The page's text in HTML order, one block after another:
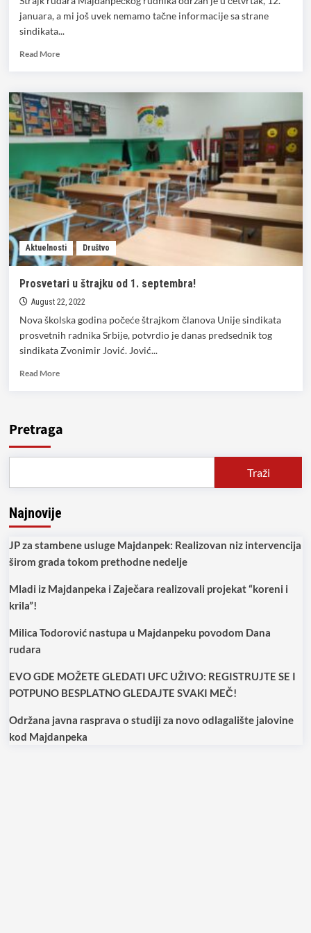
januara, a mi još uvek nemamo tačne informacije sa strane
sindikata...
Read MoreRead
Da
li
je
štrajk
rudara
uspešan?
Aktuelnosti Društvo
Prosvetari u štrajku od 1. septembra!
August 22, 2022
Nova školska godina počeće štrajkom članova Unije sindikata
prosvetnih radnika Srbije, potvrdio je danas predsednik tog
sindikata Zvonimir Jović. Jović...
Read MoreRead
u
štrajku
Pretraga
Traži
Najnovije
JP za stambene usluge Majdanpek: Realizovan niz intervencija
širom grada tokom prethodne nedelje
Mladi iz Majdanpeka i Zaječara realizovali projekat “koreni i
krila”!
Milica Todorović nastupa u Majdanpeku povodom Dana
rudara
EVO GDE MOŽETE GLEDATI UFC UŽIVO: REGISTRUJTE SE I
POTPUNO BESPLATNO GLEDAJTE SVAKI MEČ!
Održana javna rasprava o studiji za novo odlagalište jalovine
kod Majdanpeka